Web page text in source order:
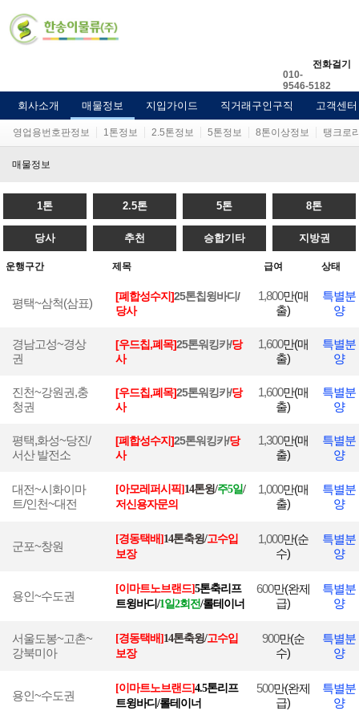
전화걸기
010-
9546-5182
회사소개 매물정보 지입가이드 직거래구인구직 고객센터
영업용번호판정보 1톤정보 2.5톤정보 5톤정보 8톤이상정보 탱크로
매물정보
1톤 2.5톤 5톤 8톤
당사 추천 승합기타 지방권
운행구간 제목 급여 상태
평택~삼척(삼표) [폐합성수지]25톤칩윙바디/
당사
1,800만(매
출)
특별분
양
경남고성~경상
권
[우드칩,폐목]25톤워킹카/당
사
1,600만(매
출)
특별분
양
진천~강원권,충
청권
[우드칩,폐목]25톤워킹카/당
사
1,600만(매
출)
특별분
양
평택,화성~당진/
서산 발전소
[폐합성수지]25톤워킹카/당
사
1,300만(매
출)
특별분
양
대전~시화이마
트/인천~대전
[아모레퍼시픽]14톤윙/주5일/
저신용자문의
1,000만(매
출)
특별분
양
군포~창원
[경동택배]14톤축윙/고수입
보장
1,000만(순
수)
특별분
양
용인~수도권
[이마트노브랜드]5톤축리프
트윙바디 /1일2회전/롤테이너
600만(완제
급)
특별분
양
서울도봉~고촌~
강북미아
[경동택배]14톤축윙/고수입
보장
900만(순
수)
특별분
양
용인~수도권
[이마트노브랜드]4.5톤리프
트윙바디 /롤테이너
500만(완제
급)
특별분
양